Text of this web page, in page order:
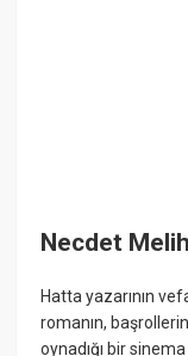
Necdet
Hatta yazarının
romanın,
oynadığı bir